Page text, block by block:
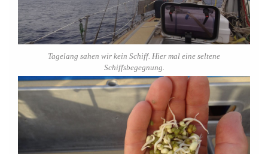
Tagelang sahen wir kein Schiff. Hier mal eine seltene
Schiffsbegegnung.